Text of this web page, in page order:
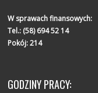
W sprawach finansowych:
Tel.: (58) 694 52 14
Pokój: 214
GODZINY PRACY: